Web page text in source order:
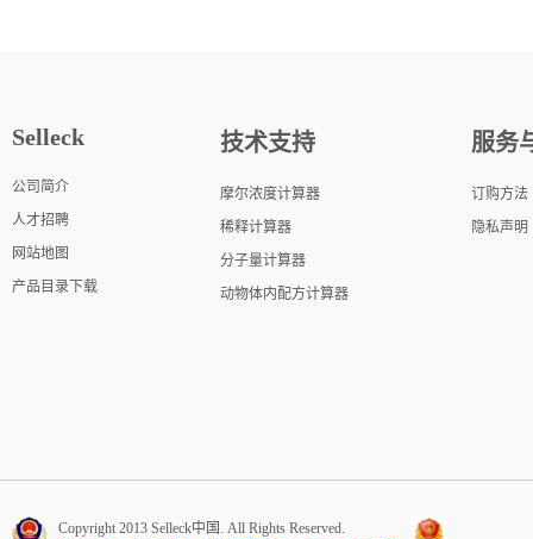
Selleck
公司简介
人才招聘
网站地图
产品目录下载
技术支持
摩尔浓度计算器
稀释计算器
分子量计算器
动物体内配方计算器
服务
订购方法
隐私声明
Copyright 2013 Selleck中国. All Rights Reserved.